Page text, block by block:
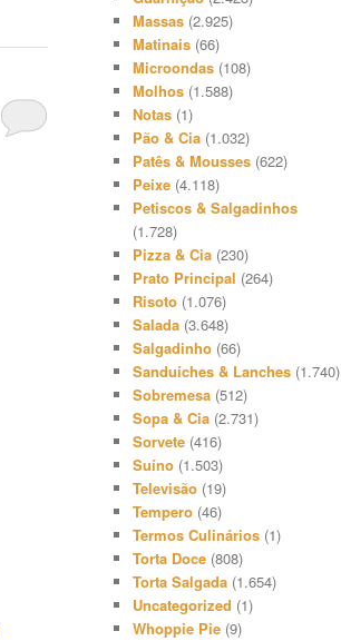
Massas (2.925)
Matinais (66)
Microondas (108)
Molhos (1.588)
Notas (1)
Pão & Cia (1.032)
Patês & Mousses (622)
Peixe (4.118)
Petiscos & Salgadinhos
(1.728)
Pizza & Cia (230)
Prato Principal (264)
Risoto (1.076)
Salada (3.648)
Salgadinho (66)
Sanduíches & Lanches (1.740)
Sobremesa (512)
Sopa & Cia (2.731)
Sorvete (416)
Suíno (1.503)
Televisão (19)
Tempero (46)
Termos Culinários (1)
Torta Doce (808)
Torta Salgada (1.654)
Uncategorized (1)
Whoppie Pie (9)